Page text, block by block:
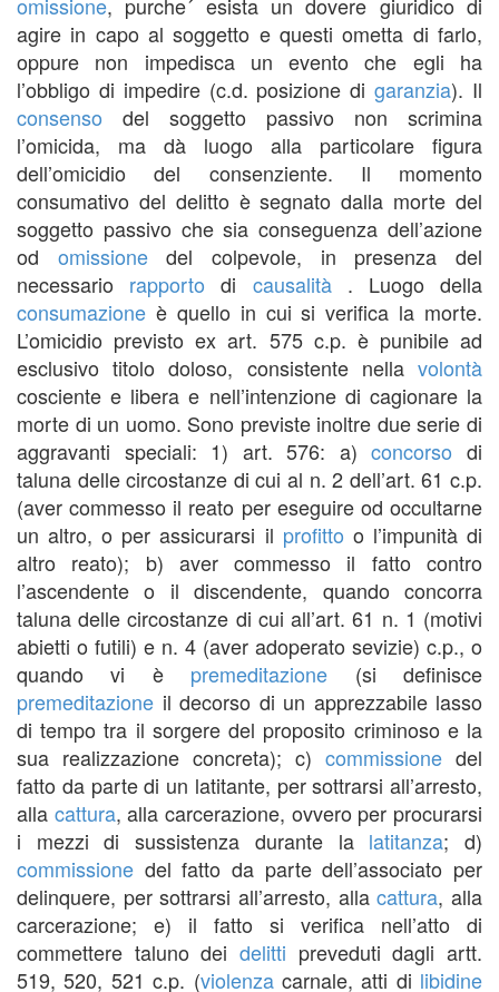
agire in capo al soggetto e questi ometta di farlo,
oppure non impedisca un evento che egli ha
l’obbligo di impedire (c.d. posizione digaranzia). Il
consenso del soggetto passivo non scrimina
l’omicida, ma dà luogo alla particolare figura
dell’omicidio del consenziente. Il momento
consumativo del delitto è segnato dalla morte del
soggetto passivo che sia conseguenza dell’azione
od omissionedel colpevole, in presenza del
necessario rapporto di causalità. Luogo della
consumazione è quello in cui si verifica la morte.
L’omicidio previsto ex art. 575 c.p. è punibile ad
esclusivo titolo doloso, consistente nella volontà
cosciente e libera e nell’intenzione di cagionare la
morte di un uomo. Sono previste inoltre due serie di
aggravanti speciali: 1) art. 576: a)concorso di
taluna delle circostanze di cui al n. 2 dell’art. 61 c.p.
(aver commesso il reato per eseguire od occultarne
un altro, o per assicurarsi il profitto o l’impunità di
altro reato); b) aver commesso il fatto contro
l’ascendente o il discendente, quando concorra
taluna delle circostanze di cui all’art. 61 n. 1 (motivi
abietti o futili) e n. 4 (aver adoperato sevizie) c.p., o
quando vi è premeditazione (si definisce
premeditazione il decorso di un apprezzabile lasso
di tempo tra il sorgere del proposito criminoso e la
sua realizzazione concreta); c) commissione del
fatto da parte di un latitante, per sottrarsi all’arresto,
alla cattura, alla carcerazione, ovvero per procurarsi
i mezzi di sussistenza durante la latitanza; d)
commissione del fatto da parte dell’associato per
delinquere, per sottrarsi all’arresto, allacattura, alla
carcerazione; e) il fatto si verifica nell’atto di
commettere taluno dei delitti preveduti dagli artt.
519, 520, 521 c.p. (violenzacarnale, atti di libidine